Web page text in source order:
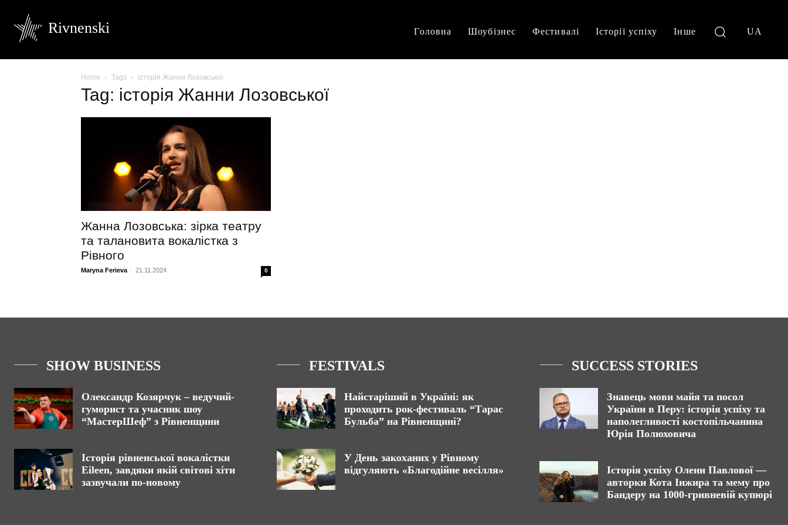
Rivnenski Головна Шоубізнес Фестивалі Історії успіху Інше UA
Home Tags історія Жанни Лозовської
Tag: історія Жанни Лозовської
Жанна Лозовська: зірка театру
та талановита вокалістка з
Рівного
Maryna Ferieva - 21.11.2024 0
SHOW BUSINESS
Олександр Козярчук – ведучий-
гуморист та учасник шоу
“МастерШеф” з Рівненщини
Історія рівненської вокалістки
Eileen, завдяки якій світові хіти
зазвучали по-новому
FESTIVALS
Найстаріший в Україні: як
проходить рок-фестиваль “Тарас
Бульба” на Рівненщині?
У День закоханих у Рівному
відгуляють «Благодійне весілля»
SUCCESS STORIES
Знавець мови майя та посол
України в Перу: історія успіху та
наполегливості костопільчанина
Юрія Полюховича
Історія успіху Олени Павлової —
авторки Кота Інжира та мему про
Бандеру на 1000-гривневій купюрі